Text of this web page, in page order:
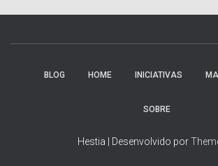
BLOG HOME INICIATIVAS
SOBRE
Hestia | Desenvolvido por